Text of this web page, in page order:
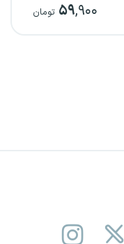
۵۹,۹۰۰ تومان